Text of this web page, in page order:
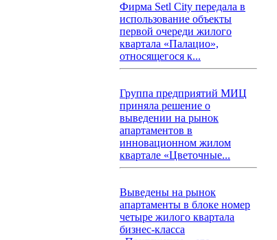
Фирма Setl City передала в
использование объекты
первой очереди жилого
квартала «Палацио»,
относящегося к...
Группа предприятий МИЦ
приняла решение о
выведении на рынок
апартаментов в
инновационном жилом
квартале «Цветочные...
Выведены на рынок
апартаменты в блоке номер
четыре жилого квартала
бизнес-класса